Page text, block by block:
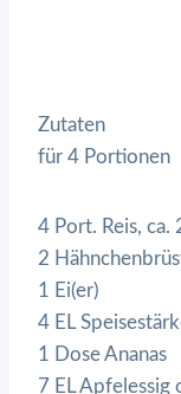
Zutaten
für 4 Portionen
4 Port. Reis, ca.
2
1 Ei(er)
4 EL
1 Dose Ananas
7 EL Apfelessig